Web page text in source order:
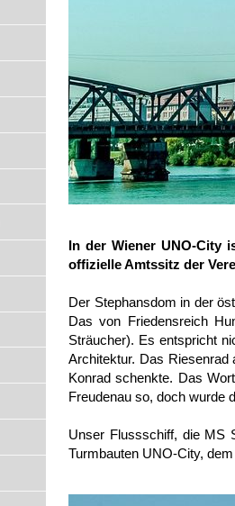
In der Wiener UNO-City
offizielle Amtssitz der
Der Stephansdom in der
Das von Friedensreich
Sträucher). Es entspricht
Architektur. Das
Konrad schenkte. Das
Freudenau so, doch wurde
Unser Flussschiff, die MS
Turmbauten UNO-City,